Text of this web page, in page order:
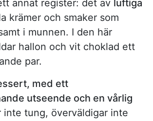
annat register: det av luftiga
krämer och smaker som
i munnen. I den här
hallon och vit choklad ett
par.
med ett
utseende och en vårlig
inte tung, överväldigar inte